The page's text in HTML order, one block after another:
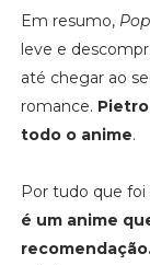
Em resumo,
leve e
até chegar ao
romance.
todo o anime.
Por tudo que
é um anime